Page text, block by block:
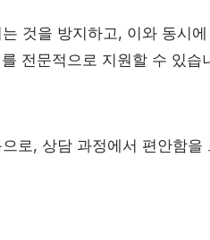
것을 방지하고, 이와 동시
전문적으로 지원할 수 있습
로, 상담 과정에서 편안함을